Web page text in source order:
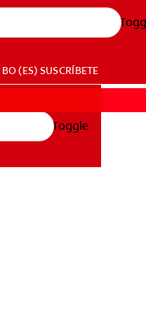
BO (ES) SUSCRÍBETE
Toggle